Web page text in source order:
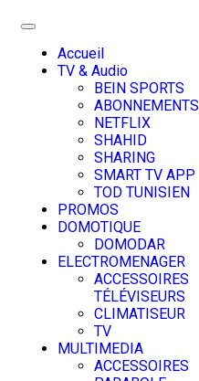
Toggle
navigationAccueil
TV & Audio
BEIN SPORTS
ABONNEMENTS
NETFLIX
SHAHID
SHARING
SMART TV APP
TOD TUNISIEN
PROMOS
DOMOTIQUE
DOMODAR
ELECTROMENAGER
ACCESSOIRES
TÉLÉVISEURS
CLIMATISEUR
TV
MULTIMEDIA
ACCESSOIRES